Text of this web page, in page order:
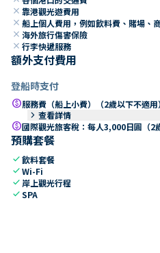
close 靠港觀光遊費用
close 船上個人費用，例如飲料費、賭場、
close 海外旅行傷害保險
close 行李快遞服務
額外支付費用
登船時支付
paid服務費（船上小費）（2歲以下不適用）
keyboard_arrow_right 查看詳情
paid國際觀光旅客稅：每人3,000日圓（
預購套餐
check飲料套餐
checkWi-Fi
check 岸上觀光行程
checkSPA